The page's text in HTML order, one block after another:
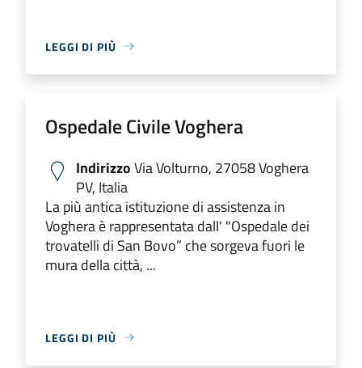
LEGGI DI PIÙ
Ospedale Civile Voghera
IndirizzoVia Volturno, 27058 Voghera
PV, Italia
La più antica istituzione di assistenza in
Voghera è rappresentata dall' "Ospedale dei
trovatelli di San Bovo” che sorgeva fuori le
mura della città, ...
LEGGI DI PIÙ